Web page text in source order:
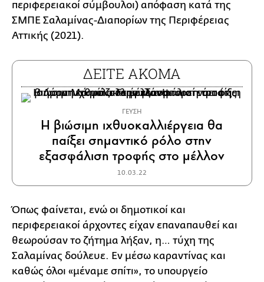
περιφερειακοί σύμβουλοι) απόφαση κατά της
ΣΜΠΕ Σαλαμίνας-Διαπορίων της Περιφέρειας
Αττικής (2021).
ΔΕΙΤΕ ΑΚΟΜΑ
ΓΕΥΣΗ
Η βιώσιμη ιχθυοκαλλιέργεια θα
παίξει σημαντικό ρόλο στην
εξασφάλιση τροφής στο μέλλον
10.03.22
Όπως φαίνεται, ενώ οι δημοτικοί και
περιφερειακοί άρχοντες είχαν επαναπαυθεί και
θεωρούσαν το ζήτημα λήξαν, η… τύχη της
Σαλαμίνας δούλευε. Εν μέσω καραντίνας και
καθώς όλοι «μέναμε σπίτι», το υπουργείο